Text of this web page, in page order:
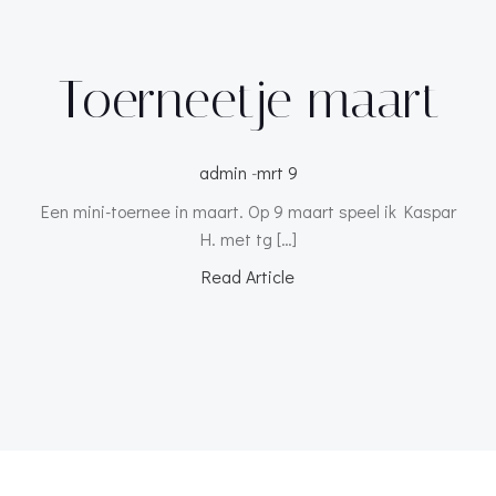
Toerneetje maart
admin -mrt 9
Een mini-toernee in maart. Op 9 maart speel ik Kaspar
H. met tg […]
Read Article